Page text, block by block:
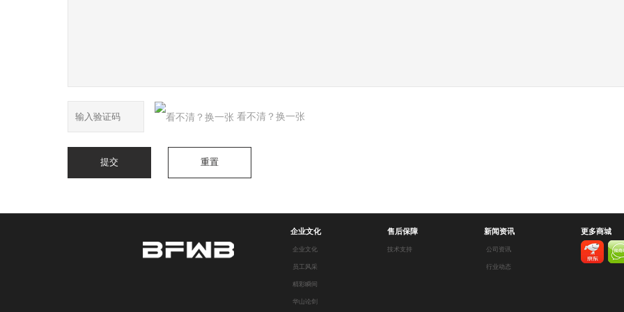
看不清？换一张
企业文化
企业文化
员工风采
精彩瞬间
华山论剑
售后保障
技术支持
新闻资讯
公司资讯
行业动态
更多商城